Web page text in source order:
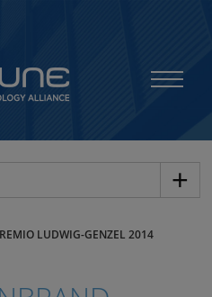
LUDWIG-GENZEL 2014